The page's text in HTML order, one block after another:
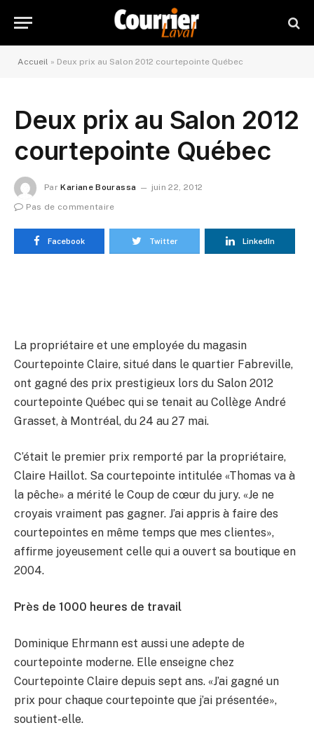
Accueil » Deux prix au Salon 2012 courtepointe Québec
Deux prix au Salon 2012
courtepointe Québec
Par Kariane Bourassa
juin 22, 2012
Pas de commentaire
Facebook Twitter LinkedIn
La propriétaire et une employée du magasin
Courtepointe Claire, situé dans le quartier Fabreville,
ont gagné des prix prestigieux lors du Salon 2012
courtepointe Québec qui se tenait au Collège André
Grasset, à Montréal, du 24 au 27 mai.
C’était le premier prix remporté par la propriétaire,
Claire Haillot. Sa courtepointe intitulée «Thomas va à
la pêche» a mérité le Coup de cœur du jury. «Je ne
croyais vraiment pas gagner. J’ai appris à faire des
courtepointes en même temps que mes clientes»,
affirme joyeusement celle qui a ouvert sa boutique en
2004.
Près de 1000 heures de travail
Dominique Ehrmann est aussi une adepte de
courtepointe moderne. Elle enseigne chez
Courtepointe Claire depuis sept ans. «J’ai gagné un
prix pour chaque courtepointe que j’ai présentée»,
soutient-elle.